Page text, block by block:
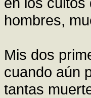
hombres,
Mis dos
cuando aún
tantas